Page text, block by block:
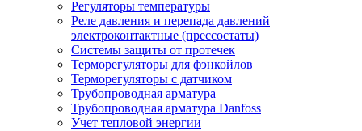
Регуляторы температуры
Реле давления и перепада давлений
электроконтактные (прессостаты)
Системы защиты от протечек
Терморегуляторы для фэнкойлов
Терморегуляторы с датчиком
Трубопроводная арматура
Трубопроводная арматура Danfoss
Учет тепловой энергии